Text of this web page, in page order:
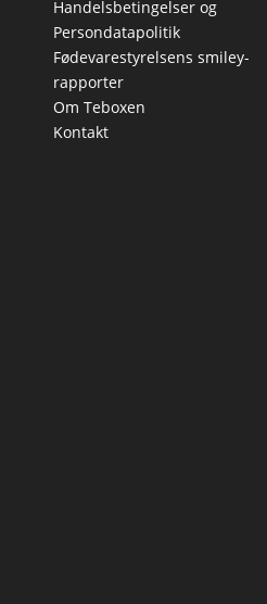
Handelsbetingelser og
Persondatapolitik
Fødevarestyrelsens smiley-
rapporter
Om Teboxen
Kontakt